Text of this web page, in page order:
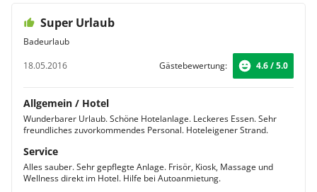
Super Urlaub
Badeurlaub
18.05.2016
Gästebewertung: 4.6 / 5.0
Allgemein / Hotel
Wunderbarer Urlaub. Schöne Hotelanlage. Leckeres Essen. Sehr
freundliches zuvorkommendes Personal. Hoteleigener Strand.
Service
Alles sauber. Sehr gepflegte Anlage. Frisör, Kiosk, Massage und
Wellness direkt im Hotel. Hilfe bei Autoanmietung.